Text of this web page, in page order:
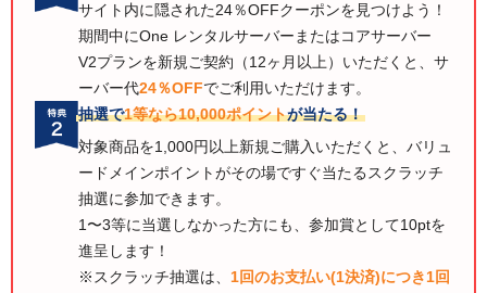
サイト内に隠された24％OFFクーポンを見つけよう！
期間中にOne レンタルサーバーまたはコアサーバー
V2プランを新規ご契約（12ヶ月以上）いただくと、サ
ーバー代24％OFFでご利用いただけます。
抽選で1等なら10,000ポイントが当たる！
対象商品を1,000円以上新規ご購入いただくと、バリュ
ードメインポイントがその場ですぐ当たるスクラッチ
抽選に参加できます。
1〜3等に当選しなかった方にも、参加賞として10ptを
進呈します！
※スクラッチ抽選は、 1回のお支払い(1決済)につき1回